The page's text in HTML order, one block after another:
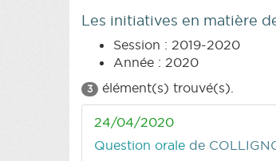
Les initiatives en matière
Session : 2019-2020
Année : 2020
3 élément(s) trouvé(s).
24/04/2020
Question orale de